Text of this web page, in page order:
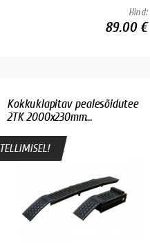
Hind:
89.00 €
Kokkuklapitav pealesõidutee
2TK 2000x230mm...
TELLIMISEL!